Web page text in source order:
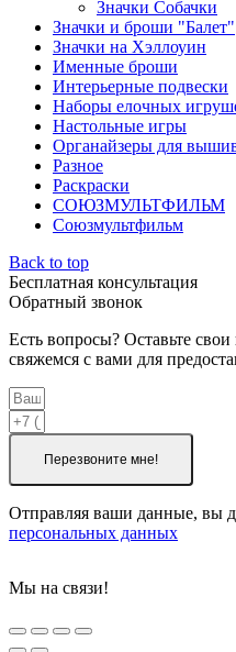
Значки Собачки
Значки и броши "Балет"
Значки на Хэллоуин
Именные броши
Интерьерные подвески
Наборы елочных
Настольные игры
Органайзеры для
Разное
Раскраски
СОЮЗМУЛЬТФИЛЬМ
Союзмультфильм
Back to top
Бесплатная консультация
Обратный звонок
Есть вопросы? Оставьте
свяжемся с вами для
Перезвоните мне!
Отправляя ваши данные, вы
персональных данных
Мы на связи!